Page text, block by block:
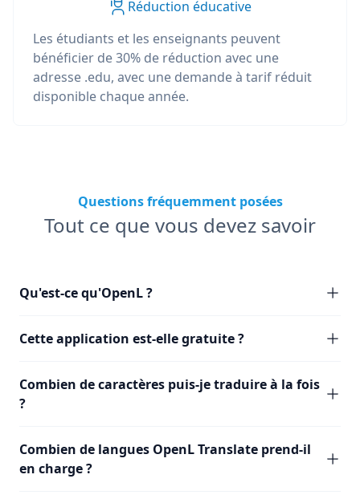
Réduction éducative
Les étudiants et les enseignants peuvent
bénéficier de 30% de réduction avec une
adresse .edu, avec une demande à tarif réduit
disponible chaque année.
Questions fréquemment posées
Tout ce que vous devez savoir
Qu'est-ce qu'OpenL ?
Cette application est-elle gratuite ?
Combien de caractères puis-je traduire à la fois
?
Combien de langues OpenL Translate prend-il
en charge ?